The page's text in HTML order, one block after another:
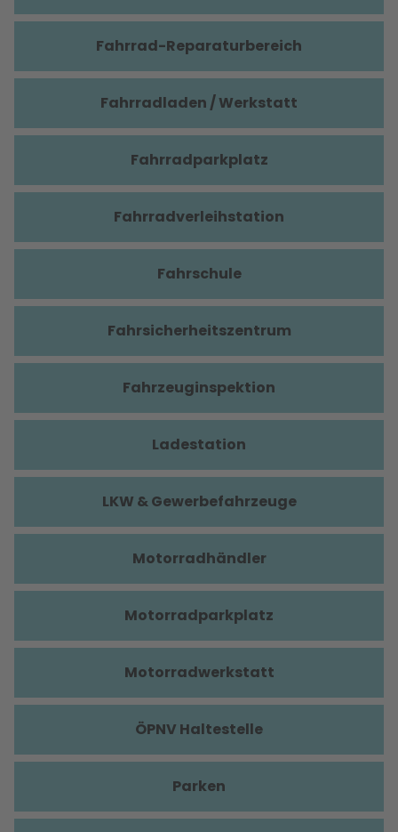
Fahrrad-Reparaturbereich
Fahrradladen / Werkstatt
Fahrradparkplatz
Fahrradverleihstation
Fahrschule
Fahrsicherheitszentrum
Fahrzeuginspektion
Ladestation
LKW & Gewerbefahrzeuge
Motorradhändler
Motorradparkplatz
Motorradwerkstatt
ÖPNV Haltestelle
Parken